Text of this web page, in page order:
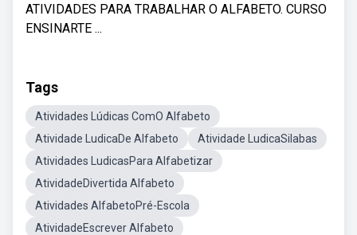
ATIVIDADES PARA TRABALHAR O ALFABETO. CURSO
ENSINARTE ...
Tags
Atividades Lúdicas ComO Alfabeto
Atividade LudicaDe Alfabeto
Atividade LudicaSilabas
Atividades LudicasPara Alfabetizar
AtividadeDivertida Alfabeto
Atividades AlfabetoPré-Escola
AtividadeEscrever Alfabeto